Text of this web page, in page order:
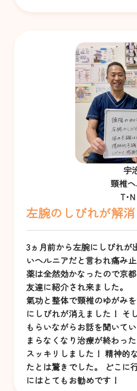
宇
頸椎
T･
左腕のしびれが解消
3ヵ月前から左腕にしびれ
いヘルニアだと言われ痛み
薬は全然効かなったので京
友達に紹介され来ました。
氣功と整体で頸椎のゆがみ
にしびれが消えました！ そ
もらいながらお話を聞いて
まらなくなり治療が終わっ
スッキリしました！ 精神的
たとは驚きでした。 どこに
にはとてもお勧めです！